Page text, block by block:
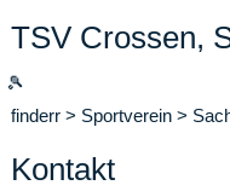
TSV Crossen,
🎾
finderr > Sportverein >
Kontakt